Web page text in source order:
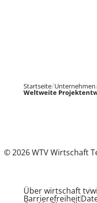
Startseite Unternehmen
Weltweite
© 2026 WTV Wirtschaft
Über wirtschaft tv
Barrierefreiheit